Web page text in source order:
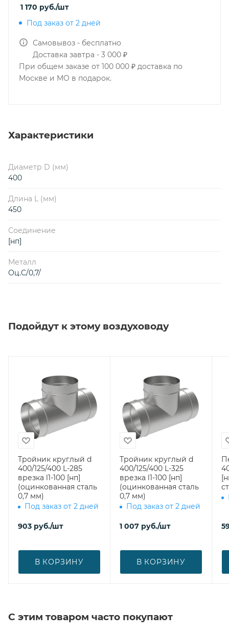
1 170 руб./шт
Под заказ от 2 дней
Самовывоз - бесплатно
Доставка завтра - 3 000 ₽
При общем заказе от 100 000 ₽ доставка по
Москве и МО в подарок.
Характеристики
Диаметр D (мм)
400
Длина L (мм)
450
Соединение
[нп]
Металл
Оц.С/0,7/
Подойдут к этому воздуховоду
Тройник круглый d
400/125/400 L-285
врезка l1-100 [нп]
(оцинкованная сталь
0,7 мм)
Под заказ от 2 дней
903 руб./шт
В КОРЗИНУ
Тройник круглый d
400/125/400 L-325
врезка l1-100 [нп]
(оцинкованная сталь
0,7 мм)
Под заказ от 2 дней
1 007 руб./шт
В КОРЗИНУ
С этим товаром часто покупают